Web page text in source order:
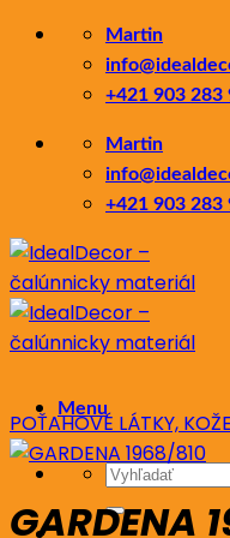
Skip
content
Martin
+421 903 283
Martin
+421 903 283
Menu
Hľadať:
POŤAHOVÉ LÁTKY,
GARDENA